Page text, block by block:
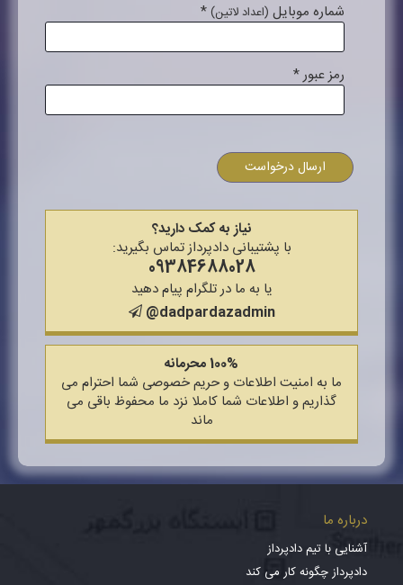
شماره موبایل (اعداد لاتین) *
رمز عبور*
ارسال درخواست
نیاز به کمک دارید؟
با پشتیبانی دادپرداز تماس بگیرید:
09384688028
یا به ما در تلگرام پیام دهید
@dadpardazadmin
100% محرمانه
ما به امنیت اطلاعات و حریم خصوصی شما احترام می
گذاریم و اطلاعات شما کاملا نزد ما محفوظ باقی می
ماند
درباره ما
آشنایی با تیم دادپرداز
دادپرداز چگونه کار می کند